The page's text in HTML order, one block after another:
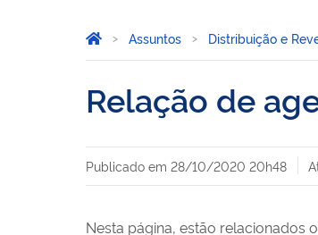
Você está aqui:
Página Inicial
Assuntos Distribuição e
Relação de
Publicado em 28/10/2020 20h48
Nesta página, estão relacionados